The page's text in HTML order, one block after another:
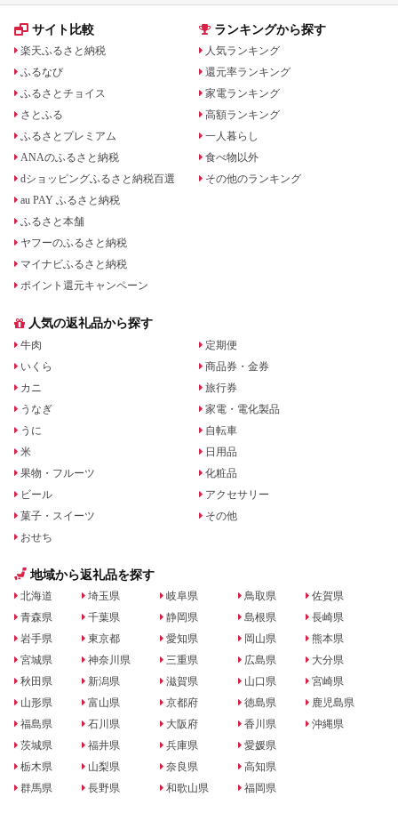
サイト比較
楽天ふるさと納税
ふるなび
ふるさとチョイス
さとふる
ふるさとプレミアム
ANAのふるさと納税
dショッピングふるさと納税百選
au PAY ふるさと納税
ふるさと本舗
ヤフーのふるさと納税
マイナビふるさと納税
ポイント還元キャンペーン
ランキングから探す
人気ランキング
還元率ランキング
家電ランキング
高額ランキング
一人暮らし
食べ物以外
その他のランキング
人気の返礼品から探す
牛肉
いくら
カニ
うなぎ
うに
米
果物・フルーツ
ビール
菓子・スイーツ
おせち
定期便
商品券・金券
旅行券
家電・電化製品
自転車
日用品
化粧品
アクセサリー
その他
地域から返礼品を探す
北海道
青森県
岩手県
宮城県
秋田県
山形県
福島県
茨城県
栃木県
群馬県
埼玉県
千葉県
東京都
神奈川県
新潟県
富山県
石川県
福井県
山梨県
長野県
岐阜県
静岡県
愛知県
三重県
滋賀県
京都府
大阪府
兵庫県
奈良県
和歌山県
鳥取県
島根県
岡山県
広島県
山口県
徳島県
香川県
愛媛県
高知県
福岡県
佐賀県
長崎県
熊本県
大分県
宮崎県
鹿児島県
沖縄県